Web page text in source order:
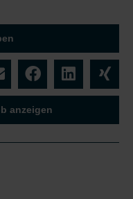
anzeigen